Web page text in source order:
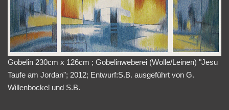
Gobelin 230cm x 126cm ; Gobelinweberei (Wolle/Leinen) "Jesu
Taufe am Jordan"; 2012; Entwurf:S.B. ausgeführt von G.
Willenbockel und S.B.